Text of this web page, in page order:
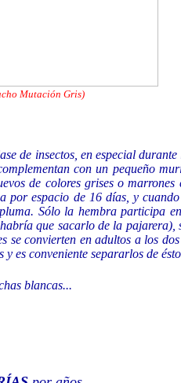
Mutación Gris)
de insectos, en especial
con un pequeño
de colores grises o marrones
por espacio de 16 días, y
Sólo la hembra participa
que sacarlo de la pajarera),
se convierten en adultos a los
es conveniente separarlos de
blancas...